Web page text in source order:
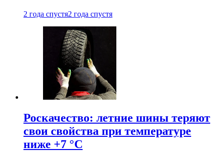
2 года спустя2 года спустя
Роскачество: летние шины теряют
свои свойства при температуре
ниже +7 °C